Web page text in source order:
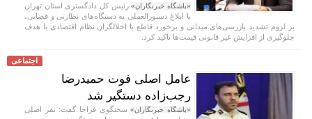
«باشگاه خبرنگاران»رئیس کل دادگستری استان تهران
با ابلاغ دستورالعملی به دستگاه‌های نظارتی و قضایی،
بر لزوم تشدید بازرسی‌های میدانی و برخورد قاطع با اخلالگران نظام اقتصادی با هدف
جلوگیری از افزایش غیر قانونی قیمت‌ها تاکید کرد.
اجتماعی
عامل اصلی فوت حمیدرضا
رجب‌زاده دستگیر شد
«باشگاه خبرنگاران»سخنگوی فراجا گفت: نفر اصلی